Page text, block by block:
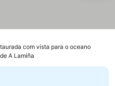
com vista para o oceano
A Lamiña